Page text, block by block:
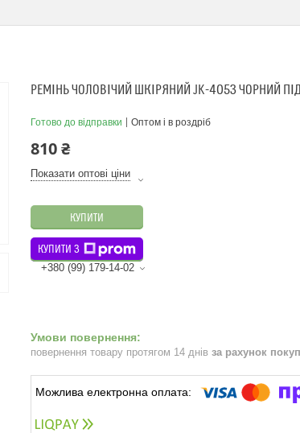
РЕМІНЬ ЧОЛОВІЧИЙ ШКІРЯНИЙ JK-4053 ЧОРНИЙ
Готово до відправки Оптом і в роздріб
810 ₴
Показати оптові ціни
КУПИТИ
КУПИТИ З
+380 (99) 179-14-02
повернення товару протягом 14 днів за рахунок